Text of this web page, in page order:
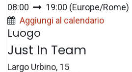
08:00 19:00 (Europe/Rome)
Aggiungi al calendario
Luogo
Just In Team
Largo Urbino, 15